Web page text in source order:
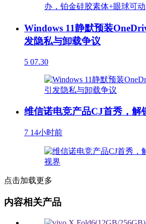
Windows 11静默预装
发隐私与卸载争议
5 07.30
维信诺电竞产品CJ首秀，解
7 14小时前
点击加载更多
内容相关产品